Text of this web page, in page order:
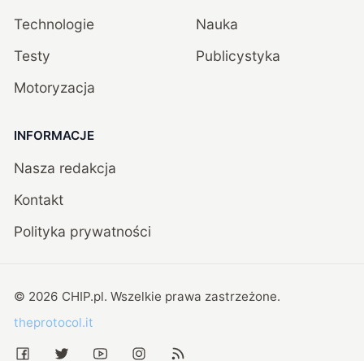
Technologie
Testy
Motoryzacja
Nauka
Publicystyka
INFORMACJE
Nasza redakcja
Kontakt
Polityka prywatności
© 2026 CHIP.pl. Wszelkie prawa zastrzeżone.
theprotocol.it